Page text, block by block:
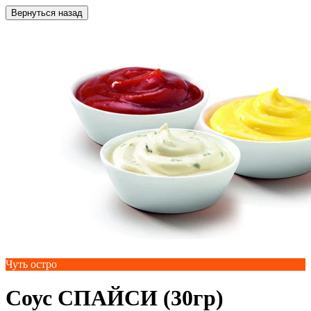
Вернуться назад
Чуть остро
Соус СПАЙСИ (30гр)